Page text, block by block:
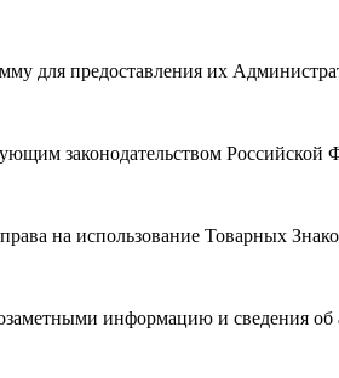
для предоставления их
законодательством Российской
на использование Товарных
информацию и сведения об